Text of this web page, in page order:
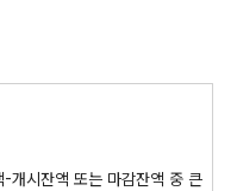
개시잔액 또는 마감잔액 중 큰